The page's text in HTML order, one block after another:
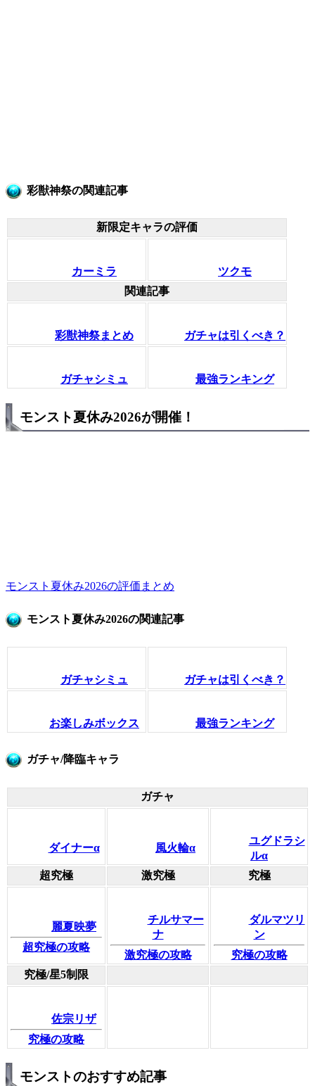
彩獣神祭の関連記事
新限定キャラの評価
カーミラ
ツクモ
関連記事
彩獣神祭まとめ ガチャは引くべき？
ガチャシミュ 最強ランキング
モンスト夏休み2026が開催！
モンスト夏休み2026の評価まとめ
モンスト夏休み2026の関連記事
ガチャシミュ ガチャは引くべき？
お楽しみボックス 最強ランキング
ガチャ/降臨キャラ
ガチャ
ダイナーα 風火輪α
ユグドラシ
ルα
超究極
激究極 究極
麗夏映夢
超究極の攻略
チルサマー
ナ
激究極の攻略
ダルマツリ
ン
究極の攻略
究極/星5制限
佐宗リザ
究極の攻略
モンストのおすすめ記事